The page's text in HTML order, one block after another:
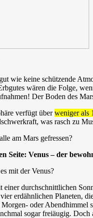
wie keine schützende
wären die Folge,
Der Boden des
verfügt überweniger als
was rasch zu
am Mars gefressen?
Seite: Venus – der
mit der Venus?
einer durchschnittlichen
erdähnlichen Planeten,
Morgen- oder Abendhimmel
sogar freiäugig.